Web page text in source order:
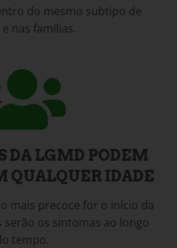
do mesmo subtipo de
e nas famílias.
DA LGMD PODEM
QUALQUER IDADE
mais precoce for o início da
serão os sintomas ao longo
tempo.